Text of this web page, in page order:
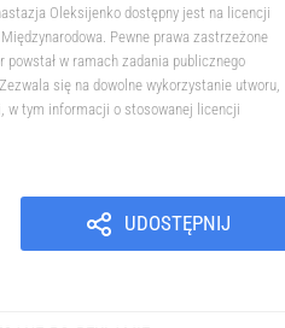
Oleksijenko dostępny jest na licencji
Pewne prawa zastrzeżone
w ramach zadania publicznego
się na dowolne wykorzystanie utworu,
w tym informacji o stosowanej licencji
UDOSTĘPNIJ